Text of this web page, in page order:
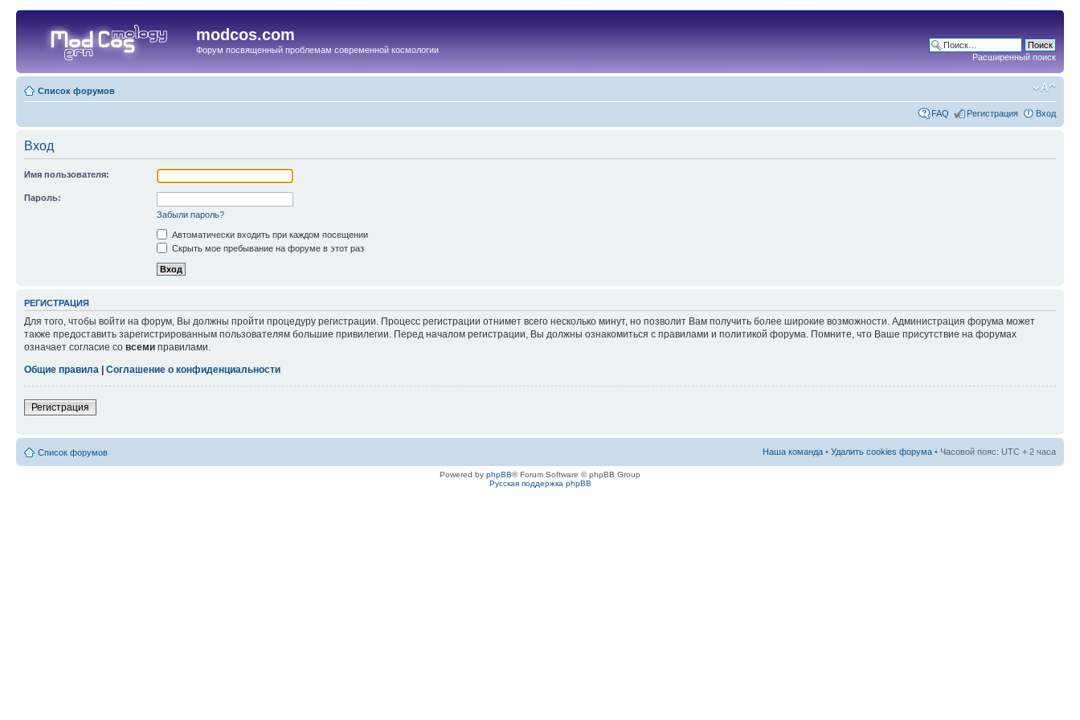
modcos.com
Форум посвященный проблемам современной космологии
Расширенный поиск
Список форумов
FAQ Регистрация Вход
Вход
Имя пользователя:
Пароль:
Забыли пароль?
Автоматически входить при каждом посещении
Скрыть мое пребывание на форуме в этот раз
РЕГИСТРАЦИЯ
Для того, чтобы войти на форум, Вы должны пройти процедуру регистрации. Процесс регистрации отнимет всего несколько минут, но позволит Вам получить более широкие возможности. Администрация форума может
также предоставить зарегистрированным пользователям большие привилегии. Перед началом регистрации, Вы должны ознакомиться с правилами и политикой форума. Помните, что Ваше присутствие на форумах
означает согласие со всеми правилами.
Общие правила
Соглашение о конфиденциальности
Регистрация
Список форумов Наша команда • Удалить cookies форума • Часовой пояс: UTC + 2 часа
Powered by phpBB® Forum Software © phpBB Group
Русская поддержка phpBB